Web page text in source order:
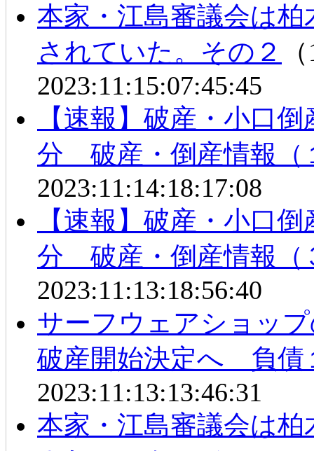
本家・江島審議会は
されていた。その２
2023:11:15:07:45:45
【速報】破産・小口
分 破産・倒産情報（
2023:11:14:18:17:08
【速報】破産・小口
分 破産・倒産情報（
2023:11:13:18:56:40
サーフウェアショッ
破産開始決定へ 負債
2023:11:13:13:46:31
本家・江島審議会は